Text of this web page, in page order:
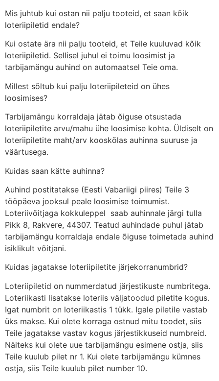
Mis juhtub kui ostan nii palju tooteid, et saan kõik
loteriipiletid endale?
Kui ostate ära nii palju tooteid, et Teile kuuluvad kõik
loteriipiletid. Sellisel juhul ei toimu loosimist ja
tarbijamängu auhind on automaatsel Teie oma.
Millest sõltub kui palju loteriipileteid on ühes
loosimises?
Tarbijamängu korraldaja jätab õiguse otsustada
loteriipiletite arvu/mahu ühe loosimise kohta. Üldiselt on
loteriipiletite maht/arv kooskõlas auhinna suuruse ja
väärtusega.
Kuidas saan kätte auhinna?
Auhind postitatakse (Eesti Vabariigi piires) Teile 3
tööpäeva jooksul peale loosimise toimumist.
Loteriivõitjaga kokkuleppel saab auhinnale järgi tulla
Pikk 8, Rakvere, 44307. Teatud auhindade puhul jätab
tarbijamängu korraldaja endale õiguse toimetada auhind
isiklikult võitjani.
Kuidas jagatakse loteriipiletite järjekorranumbrid?
Loteriipiletid on nummerdatud järjestikuste numbritega.
Loteriikasti lisatakse loteriis väljatoodud piletite kogus.
Igat numbrit on loteriikastis 1 tükk. Igale piletile vastab
üks makse. Kui olete korraga ostnud mitu toodet, siis
Teile jagatakse vastav kogus järjestikkuseid numbreid.
Näiteks kui olete uue tarbijamängu esimene ostja, siis
Teile kuulub pilet nr 1. Kui olete tarbijamängu kümnes
ostja, siis Teile kuulub pilet number 10.